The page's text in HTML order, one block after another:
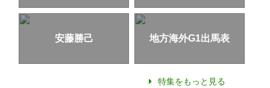
安藤勝己 地方海外G1出馬表
特集をもっと見る